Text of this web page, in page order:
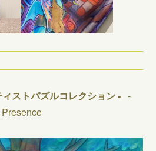
ストパズルコレクション --